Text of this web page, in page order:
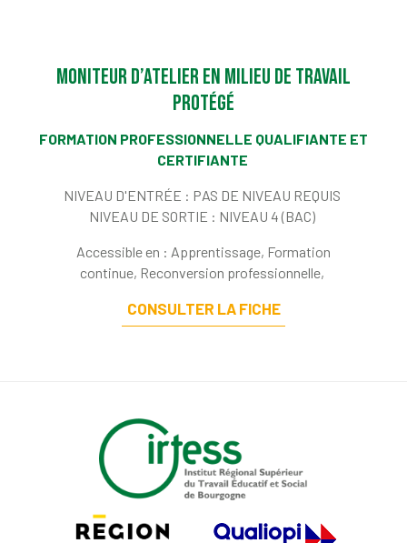
Moniteur d’atelier en milieu de travail
protégé
FORMATION PROFESSIONNELLE QUALIFIANTE ET
CERTIFIANTE
NIVEAU D'ENTRÉE : PAS DE NIVEAU REQUIS
NIVEAU DE SORTIE : NIVEAU 4 (BAC)
Accessible en : Apprentissage, Formation
continue, Reconversion professionnelle,
CONSULTER LA FICHE